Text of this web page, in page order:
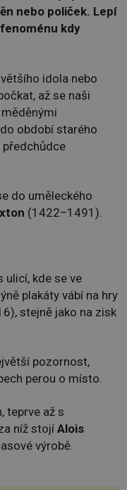
nebo poliček. Lepí
kdy
idola nebo
až se naši
období starého
předchůdce
do uměleckého
(1422–1491).
ulicí, kde se ve
plakáty vábí na hry
stejně jako na zisk
pozornost,
perou o místo.
teprve až s
níž stojí Alois
výrobě.